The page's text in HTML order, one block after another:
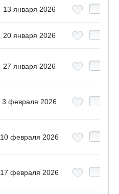
13 января 2026
20 января 2026
27 января 2026
3 февраля 2026
10 февраля 2026
17 февраля 2026